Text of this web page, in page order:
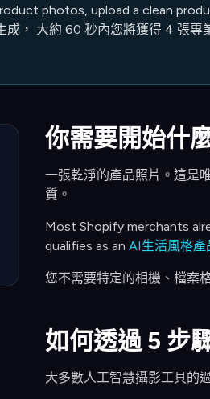
photos, upload a clean
成， 大約 60 秒內您將獲得 4 張
你需要開始什
一張乾淨的產品照片。這是
質。
Most Shopify merchants
qualifies as an AI生活風格產
您不需要特定的相機、檔案
如何透過 5 步
大多數人工智慧攝影工具的